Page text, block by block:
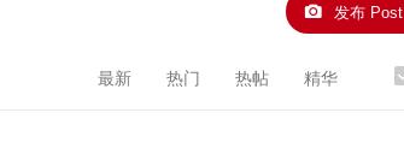
发布 Post
最新 热门 热帖 精华